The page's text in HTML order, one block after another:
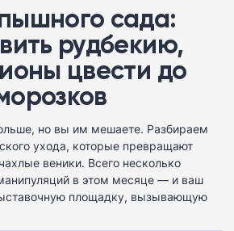
сада:
рудбекию,
цвести до
но вы им мешаете. Разбираем
ухода, которые превращают
веники. Всего несколько
в этом месяце — и ваш
площадку, вызывающую